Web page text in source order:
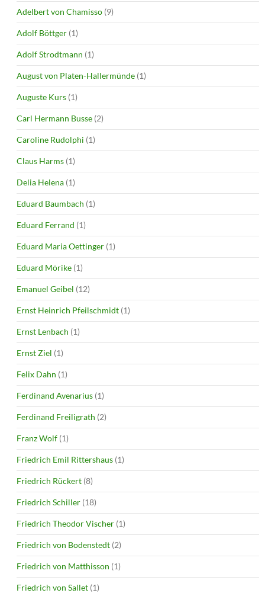
Adelbert von Chamisso (9)
Adolf Böttger (1)
Adolf Strodtmann (1)
August von Platen-Hallermünde (1)
Auguste Kurs (1)
Carl Hermann Busse (2)
Caroline Rudolphi (1)
Claus Harms (1)
Delia Helena (1)
Eduard Baumbach (1)
Eduard Ferrand (1)
Eduard Maria Oettinger (1)
Eduard Mörike (1)
Emanuel Geibel (12)
Ernst Heinrich Pfeilschmidt (1)
Ernst Lenbach (1)
Ernst Ziel (1)
Felix Dahn (1)
Ferdinand Avenarius (1)
Ferdinand Freiligrath (2)
Franz Wolf (1)
Friedrich Emil Rittershaus (1)
Friedrich Rückert (8)
Friedrich Schiller (18)
Friedrich Theodor Vischer (1)
Friedrich von Bodenstedt (2)
Friedrich von Matthisson (1)
Friedrich von Sallet (1)